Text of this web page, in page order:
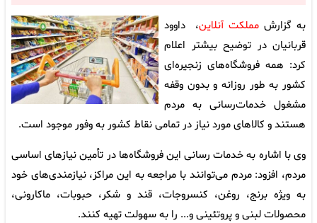
به گزارش مملکت آنلاین، داوود
قربانیان در توضیح بیشتر اعلام
کرد: همه فروشگاه‌های زنجیره‌ای
کشور به طور روزانه و بدون وقفه
مشغول خدمات‌رسانی به مردم
هستند و کالاهای مورد نیاز در تمامی نقاط کشور به وفور موجود است.
وی با اشاره به خدمات رسانی این فروشگاه‌ها در تأمین نیازهای اساسی
مردم، افزود: مردم می‌توانند با مراجعه به این مراکز، نیازمندی‌های خود
به ویژه برنج، روغن، کنسروجات، قند و شکر، حبوبات، ماکارونی،
محصولات لبنی و پروتئینی و... را به سهولت تهیه کنند.